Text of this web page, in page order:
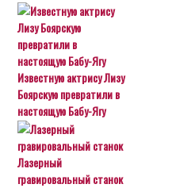
Известную актрису Лизу
Боярскую превратили в
настоящую Бабу-Ягу
Лазерный
гравировальный станок